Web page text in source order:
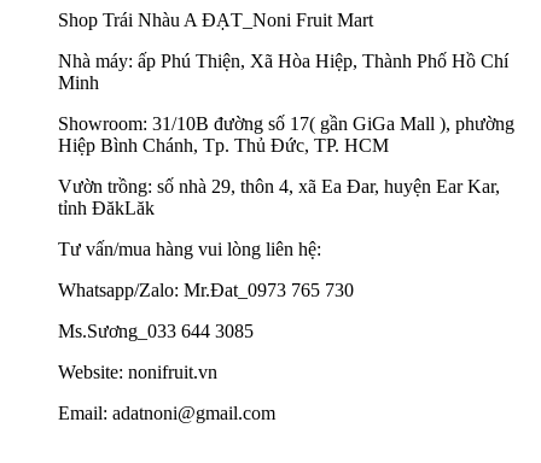
Shop Trái Nhàu A ĐẠT_Noni Fruit Mart
Nhà máy: ấp Phú Thiện, Xã Hòa Hiệp, Thành Phố Hồ Chí
Minh
Showroom: 31/10B đường số 17( gần GiGa Mall ), phường
Hiệp Bình Chánh, Tp. Thủ Đức, TP. HCM
Vườn trồng: số nhà 29, thôn 4, xã Ea Đar, huyện Ear Kar,
tỉnh ĐăkLăk
Tư vấn/mua hàng vui lòng liên hệ:
Whatsapp/Zalo: Mr.Đat_0973 765 730
Ms.Sương_033 644 3085
Website: nonifruit.vn
Email: adatnoni@gmail.com